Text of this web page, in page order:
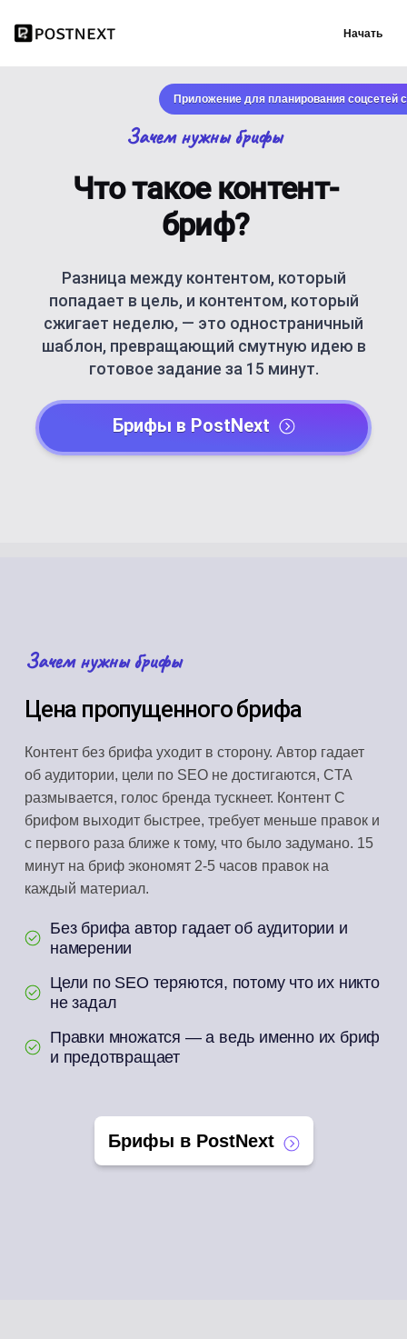
Начать
Приложение для планирования соцсетей
Зачем нужны брифы
Что такое контент-
бриф?
Разница между контентом, который
попадает в цель, и контентом, который
сжигает неделю, — это одностраничный
шаблон, превращающий смутную идею в
готовое задание за 15 минут.
Брифы в PostNext
Зачем нужны брифы
Цена пропущенного брифа
Контент без брифа уходит в сторону. Автор гадает
об аудитории, цели по SEO не достигаются, CTA
размывается, голос бренда тускнеет. Контент С
брифом выходит быстрее, требует меньше правок и
с первого раза ближе к тому, что было задумано. 15
минут на бриф экономят 2-5 часов правок на
каждый материал.
Без брифа автор гадает об аудитории и
намерении
Цели по SEO теряются, потому что их никто
не задал
Правки множатся — а ведь именно их бриф
и предотвращает
Брифы в PostNext